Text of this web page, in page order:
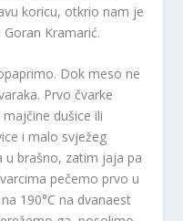
koricu, otkrio nam je
Kramarić.
Dok meso ne
Prvo čvarke
dušice ili
i malo svježeg
u brašno, zatim jaja pa
pečemo prvo u
190°C na dvanaest